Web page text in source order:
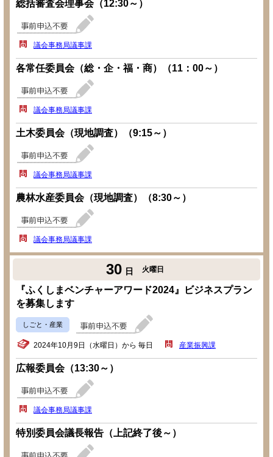
総括審査会理事会（12:30～）
議会事務局議事課
各常任委員会（総・企・福・商）（11：00～）
議会事務局議事課
土木委員会（現地調査）（9:15～）
議会事務局議事課
農林水産委員会（現地調査）（8:30～）
議会事務局議事課
30 日 火曜日
『ふくしまベンチャーアワード2024』ビジネスプラン
を募集します
しごと・産業
2024年10月9日（水曜日）から 毎日 産業振興課
広報委員会（13:30～）
議会事務局議事課
特別委員会議長報告（上記終了後～）